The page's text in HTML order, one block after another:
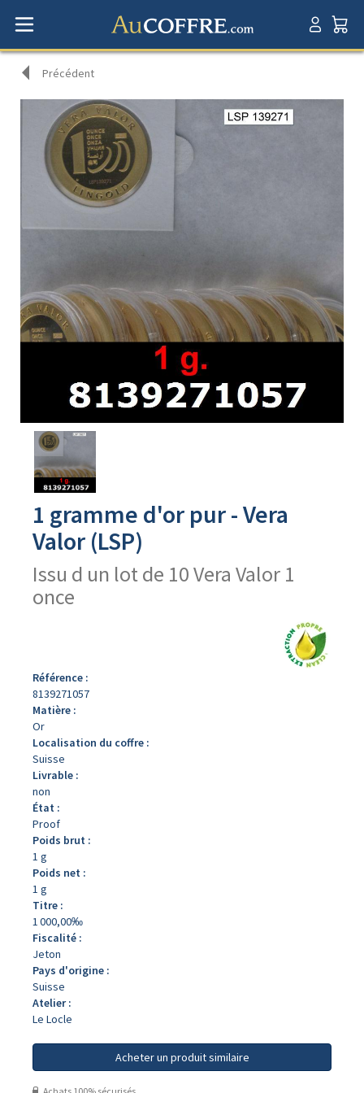
Précédent
Avers
produit
1 gramme d'or pur - Vera
Valor (LSP)
Issu d un lot de 10 Vera Valor 1
once
Référence :
8139271057
Matière :
Or
Localisation du coffre :
Suisse
Livrable :
non
État :
Proof
Poids brut :
1 g
Poids net :
1 g
Titre :
1 000,00‰
Fiscalité :
Jeton
Pays d'origine :
Suisse
Atelier :
Le Locle
Acheter un produit similaire